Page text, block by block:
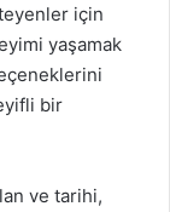
için
yaşamak
bir
ve tarihi,